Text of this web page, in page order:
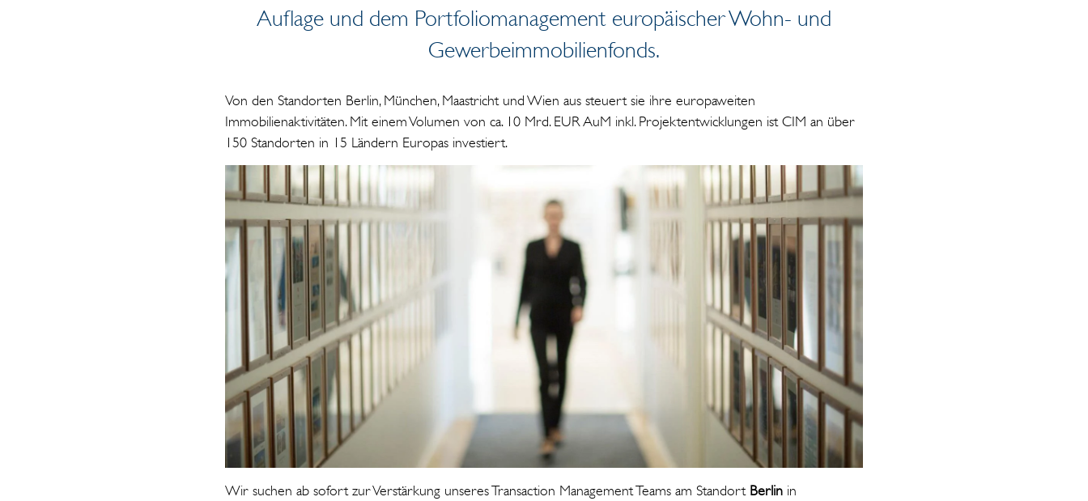
Auflage und dem Portfoliomanagement europäischer Wohn- und
Gewerbeimmobilienfonds.
Von den Standorten Berlin, München, Maastricht und Wien aus steuert sie ihre europaweiten
Immobilienaktivitäten. Mit einem Volumen von ca. 10 Mrd. EUR AuM inkl. Projektentwicklungen ist CIM an über
150 Standorten in 15 Ländern Europas investiert.
Wir suchen ab sofort zur Verstärkung unseres Transaction Management Teams am Standort Berlin in